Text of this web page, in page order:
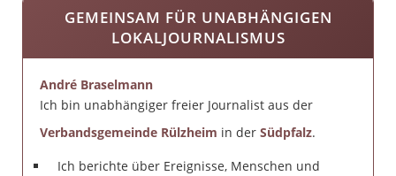
GEMEINSAM FÜR UNABHÄNGIGEN
LOKALJOURNALISMUS
André Braselmann
Ich bin unabhängiger freier Journalist aus der
Verbandsgemeinde Rülzheim in der Südpfalz.
Ich berichte über Ereignisse, Menschen und